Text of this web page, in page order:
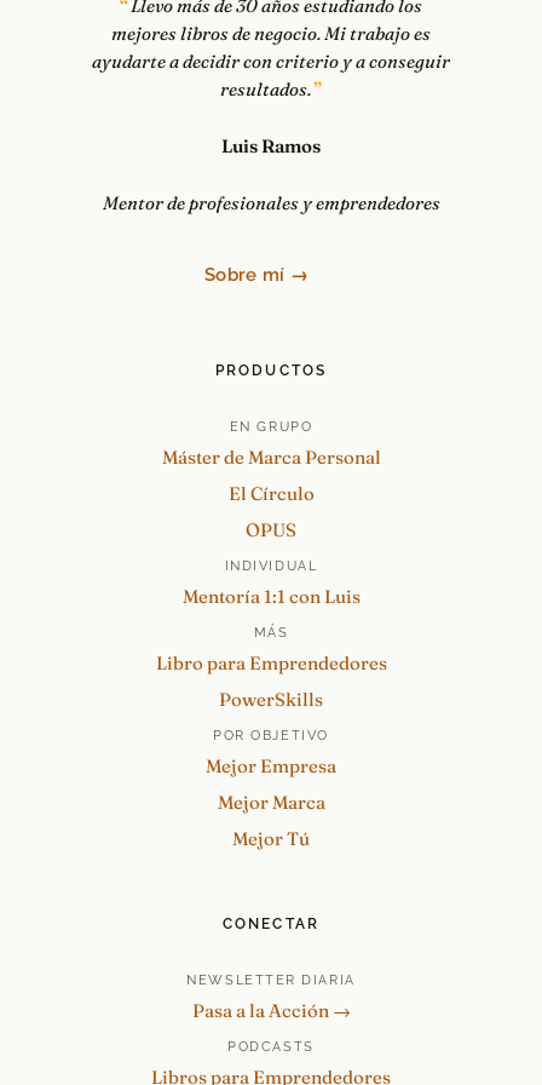
Llevo más de 30 años estudiando los
mejores libros de negocio. Mi trabajo es
ayudarte a decidir con criterio y a conseguir
resultados.
Luis Ramos
Mentor de profesionales y emprendedores
Sobre mí →
PRODUCTOS
EN GRUPO
Máster de Marca Personal
El Círculo
OPUS
INDIVIDUAL
Mentoría 1:1 con Luis
MÁS
Libro para Emprendedores
PowerSkills
POR OBJETIVO
Mejor Empresa
Mejor Marca
Mejor Tú
CONECTAR
NEWSLETTER DIARIA
Pasa a la Acción →
PODCASTS
Libros para Emprendedores